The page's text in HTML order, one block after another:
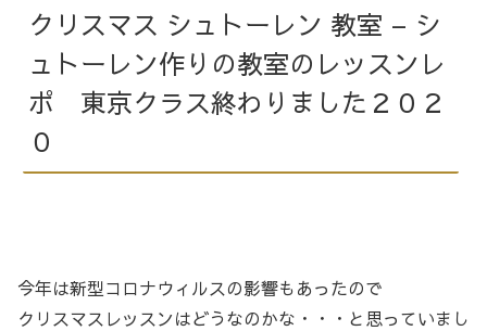
クリスマス シュトーレン 教室 – シ
ュトーレン作りの教室のレッスンレ
ポ 東京クラス終わりました２０２
０
今年は新型コロナウィルスの影響もあったので
クリスマスレッスンはどうなのかな・・・と思っていまし